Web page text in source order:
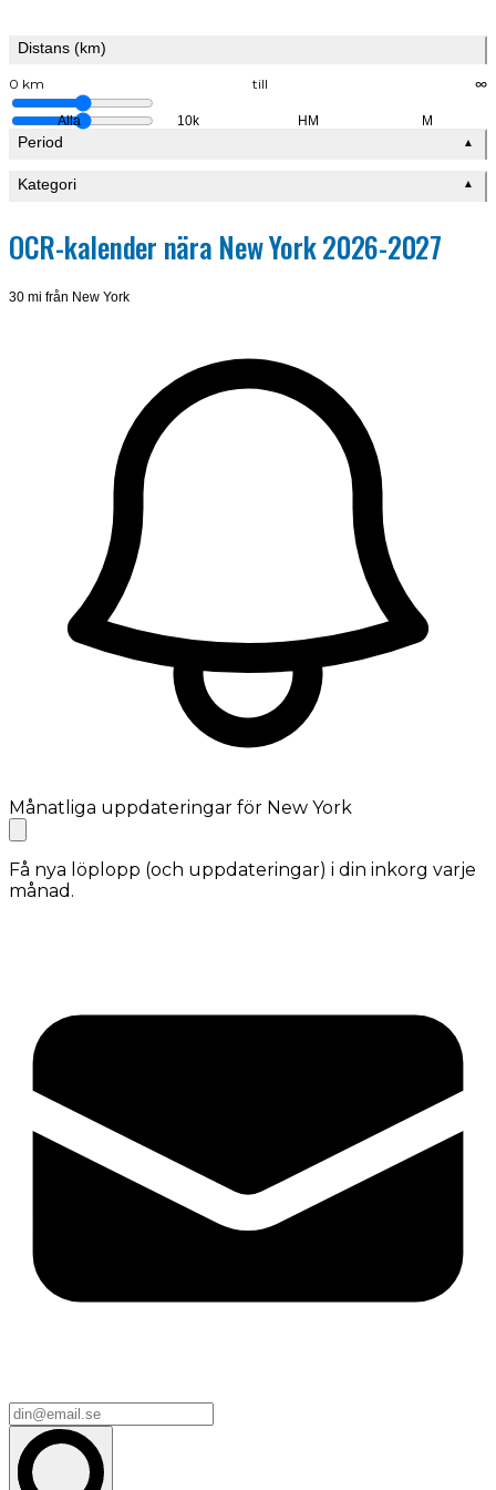
Distans (km)
0 km till ∞
Alla 10k HM M
Period ▲
Kategori ▲
OCR-kalender nära New York 2026-2027
30 mi från New York
Månatliga uppdateringar för New York
Få nya löplopp (och uppdateringar) i din inkorg varje
månad.